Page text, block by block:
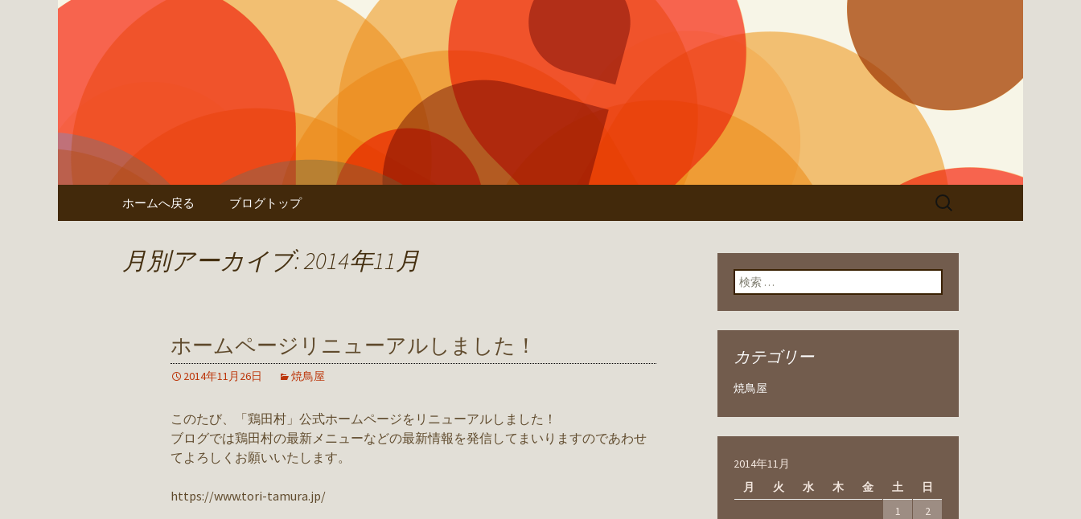
鶏田村の居心地ブログ
ほっこり奈良の焼鳥屋「鶏田村」のオーナーブログ
コンテンツへ移動
ホームへ戻る ブログトップ
検
月別アーカイブ: 2014年11月
ホームページリニューアルしました！
2014年11月26日 焼鳥屋
このたび、「鶏田村」公式ホームページをリニューアルしました！
ブログでは鶏田村の最新メニューなどの最新情報を発信してまいりますのであわせ
てよろしくお願いいたします。
https://www.tori-tamura.jp/
検索:
カテゴリー
焼鳥屋
2014年11月
月
火 水 木 金 土 日
1
2